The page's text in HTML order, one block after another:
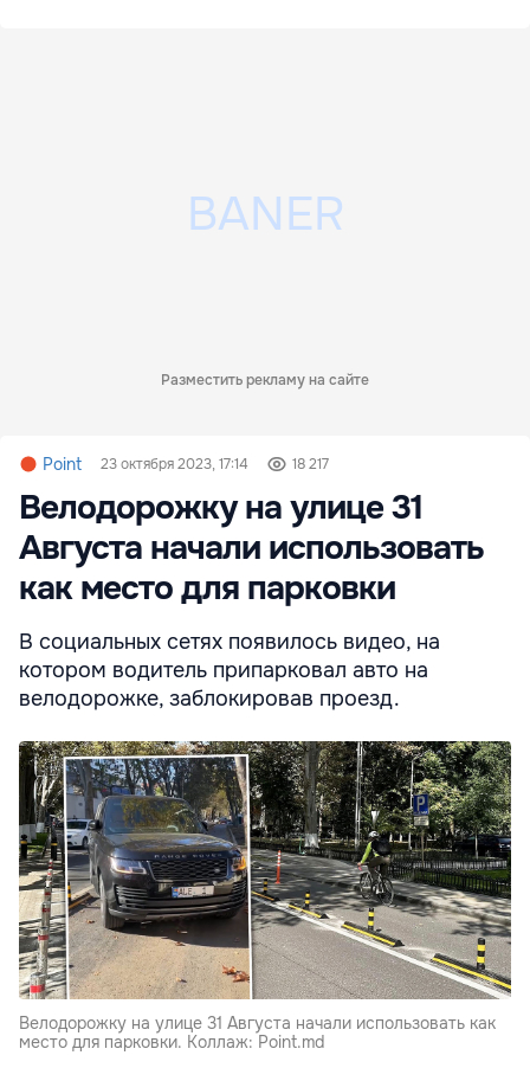
Разместить рекламу на сайте
Point 23 октября 2023, 17:14 18 217
Велодорожку на улице 31
Августа начали использовать
как место для парковки
В социальных сетях появилось видео, на
котором водитель припарковал авто на
велодорожке, заблокировав проезд.
Велодорожку на улице 31 Августа начали использовать как
место для парковки. Коллаж: Point.md